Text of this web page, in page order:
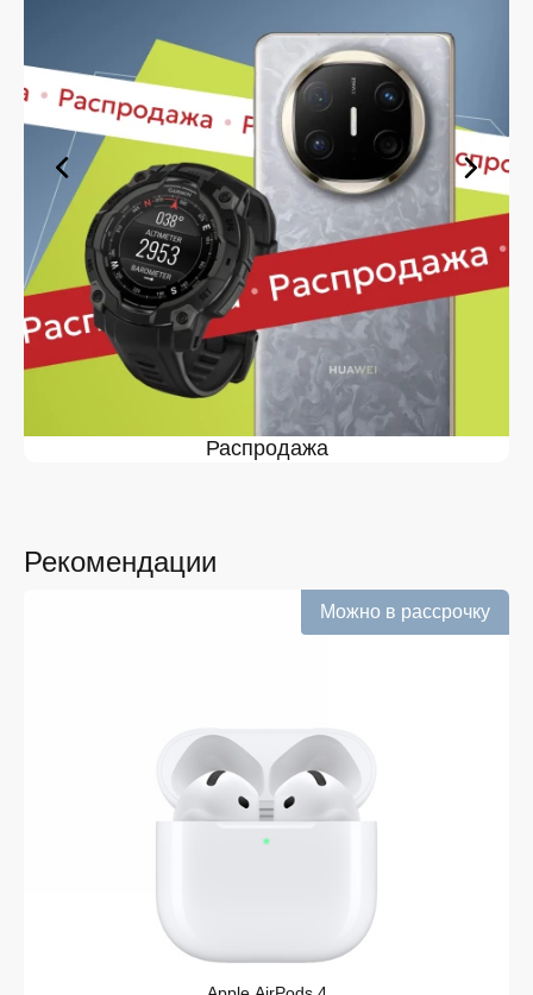
выберите нужную позицию, добавьте в корзину и
оформите заявку — купить Google Pixel 9 Pro XL в
Белгороде вы сможете в кратчайшие сроки.
Ассортимент Google Pixel 9 Pro
XL в магазине iSpace в
Белгороде
На нашей торговой платформе представлен широкий
выбор продукции. Среди ассортимента, как новинки
рынка, так и проверенные временем модели. Каждый
продукт в каталоге соответствует стандартам
качества. Вы можете выбрать и заказать Google Pixel
9 Pro XL в Белгороде в удобной конфигурации и с
доступной ценой.
Мы постоянно обновляем ассортимент, отслеживаем
наличие, поддерживаем актуальность информации,
касающейся цен и наличия. Благодаря этому клиенты
следим за новинками рынка и оперативно
добавляем их в каталог.
Подтверждённое наличие на складе.
Информация о наличии обновляется в режиме
прозрачны и соответствуют итоговой сумме при
оформлении заказа.
Удобная оплата с возможностью оформлять
покупки по всем ассортиментам с рассрочкой.
При необходимости можно уточнить детали по
служба работает ежедневно и доставляет заказы
по всему ассортименту магазина в кратчайшие
Распродажа
Рекомендации
Можно в рассрочку